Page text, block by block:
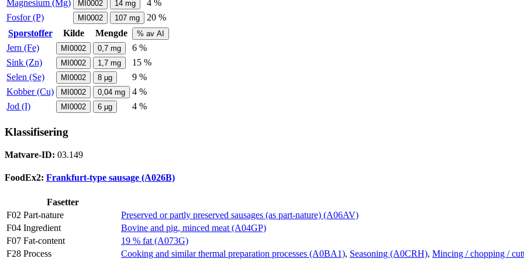
Magnesium (Mg)
MI0002 14 mg
4 %
Fosfor (P)
MI0002 107 mg
20 %
Sporstoffer
Kilde Mengde % av AI
Jern (Fe) MI0002 0,7 mg
6 %
Sink (Zn)
MI0002 1,7 mg
15 %
Selen (Se)
MI0002 8 µg
9 %
Kobber (Cu)
MI0002 0,04 mg
4 %
Jod (I)
MI0002 6 µg 4 %
Klassifisering
Matvare-ID: 03.149
FoodEx2: Frankfurt-type sausage (A026B)
Fasetter
F02 Part-nature
Preserved or partly preserved sausages (as part-nature) (A06AV)
F04 Ingredient
Bovine and pig, minced meat (A04GP)
F07 Fat-content
19 % fat (A073G)
F28 Process
Cooking and similar thermal preparation processes (A0BA1), Seasoning (A0CRH), Mincing / chopping /